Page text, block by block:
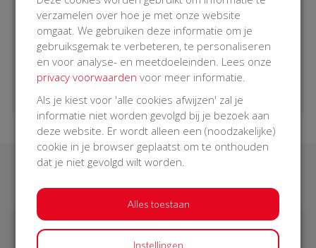
hulp te verlenen.
Doe je mee met onze BuurtAED?
verzamelen over hoe je met onze website
omgaat. We gebruiken deze informatie om je
gebruiksgemak te verbeteren, te personaliseren
en voor analyse- en meetdoeleinden. Lees onze
privacy voorwaarden voor meer informatie.
Als je kiest voor 'alle cookies afwijzen' zal je
informatie niet worden gevolgd bij je bezoek aan
deze website. Er wordt alleen een (noodzakelijke)
cookie in je browser geplaatst om te onthouden
dat je niet gevolgd wilt worden.
Alles toestaan
Instellingen